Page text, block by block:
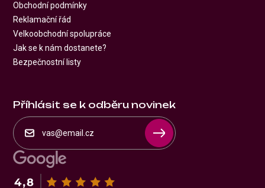
Obchodní podmínky
Reklamační řád
Velkoobchodní spolupráce
Jak se k nám dostanete?
Bezpečnostní listy
Příhlásit se k odběru novinek